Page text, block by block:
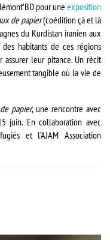
pour une exposition
de papier(coédition çà et là
du Kurdistan iranien aux
habitants de ces régions
assurer leur pitance. Un récit
tangible où la vie de
papier, une rencontre avec
juin. En collaboration avec
et l’AJAM Association